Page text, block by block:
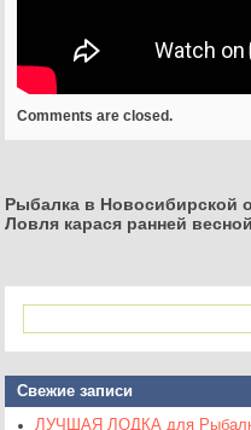
Comments are closed.
Рыбалка в Новосибирской
Ловля карася ранней
Свежие записи
ЛУЧШАЯ ЛОДКА для